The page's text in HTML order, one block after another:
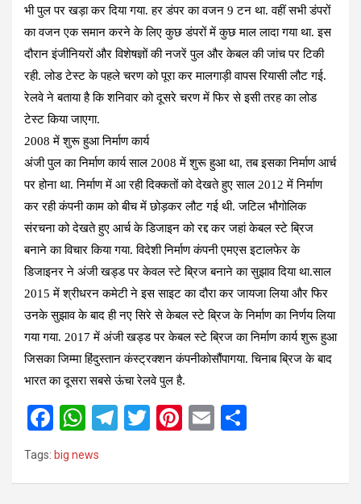
भी पुल पर खड़ा कर दिया गया. हर डंपर का वजन 9 टन था. वहीं सभी डंपरों
का वजन एक समान करने के लिए कुछ डंपरों में कुछ माल लादा गया था. इस
दौरान इंजीनियरों और विशेषज्ञों की नजरें पुल और केबल की जांच पर टिकी
रही. लोड टेस्ट के पहले चरण को पूरा कर मालगाड़ी वापस रियासी लौट गई.
रेलवे ने बताया है कि शनिवार को दूसरे चरण में फिर से इसी तरह का लोड
टेस्ट किया जाएगा.
2008 में शुरू हुआ निर्माण कार्य
अंजी पुल का निर्माण कार्य साल 2008 में शुरू हुआ था, तब इसका निर्माण आर्च
पर होना था. निर्माण में आ रही दिक्कतों को देखते हुए साल 2012 में निर्माण
कर रही कंपनी काम को बीच में छोड़कर लौट गई थी. जटिल भौगोलिक
संरचना को देखते हुए आर्च के डिजाइन को रद्द कर जहां केबल स्टे ब्रिज
बनाने का विचार किया गया. विदेशी निर्माण कंपनी एमएस इटालफेर के
डिजाइनर ने अंजी खड्ड पर केवल स्टे ब्रिज बनाने का सुझाव दिया था.साल
2015 में श्रीधरन कमेटी ने इस साइट का दौरा कर जायजा लिया और फिर
उनके सुझाव के बाद ही नए सिरे से केबल स्टे ब्रिज के निर्माण का निर्णय लिया
गया गया. 2017 में अंजी खड्ड पर केबल स्टे ब्रिज का निर्माण कार्य शुरू हुआ
जिसका जिम्मा हिंदुस्तान कंस्ट्रक्शन कंपनीकोसौंपागया. चिनाब ब्रिज के बाद
भारत का दूसरा सबसे ऊंचा रेलवे पुल है.
F
a
ce
W
at
T
T
Pi E
Tags: big news